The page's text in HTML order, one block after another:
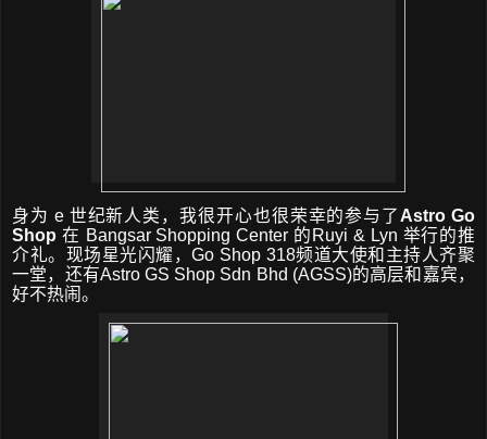
身为 e 世纪新人类，我很开心也很荣幸的参与了 Astro Go
Shop 在 Bangsar Shopping Center 的 Ruyi & Lyn 举行的推
介礼。现场星光闪耀，Go Shop 318频道大使和 主持人齐聚
一堂，还有Astro GS Shop Sdn Bhd (AGSS)的高层和嘉宾，
好不热闹。